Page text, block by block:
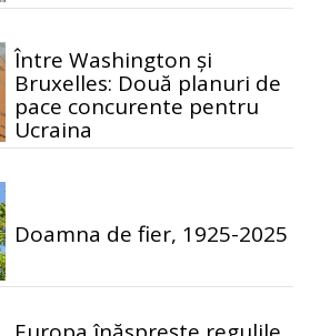
Între Washington și
Bruxelles: Două planuri de
pace concurente pentru
Ucraina
Doamna de fier, 1925-2025